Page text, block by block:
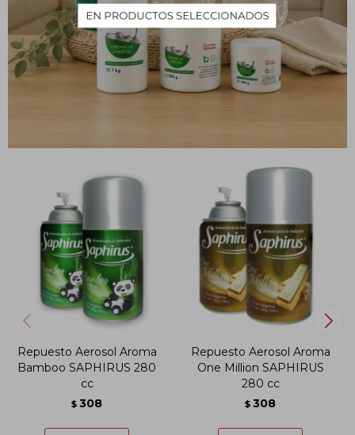
ylang ylang que se combinan con un dulce bálsamo almizclado
de fondo.
Repuesto Aerosol Aroma
Bamboo SAPHIRUS 280
cc
$ 308
Repuesto Aerosol Aroma
One Million SAPHIRUS
280 cc
$ 308